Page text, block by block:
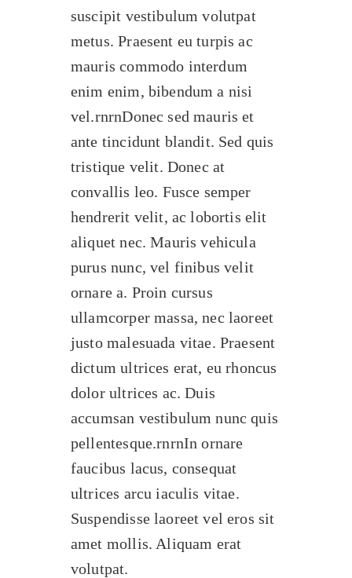
suscipit vestibulum volutpat
metus. Praesent eu turpis ac
mauris commodo interdum
enim enim, bibendum a nisi
vel.rnrnDonec sed mauris et
ante tincidunt blandit. Sed quis
tristique velit. Donec at
convallis leo. Fusce semper
hendrerit velit, ac lobortis elit
aliquet nec. Mauris vehicula
purus nunc, vel finibus velit
ornare a. Proin cursus
ullamcorper massa, nec laoreet
justo malesuada vitae. Praesent
dictum ultrices erat, eu rhoncus
dolor ultrices ac. Duis
accumsan vestibulum nunc quis
pellentesque.rnrnIn ornare
faucibus lacus, consequat
ultrices arcu iaculis vitae.
Suspendisse laoreet vel eros sit
amet mollis. Aliquam erat
volutpat.